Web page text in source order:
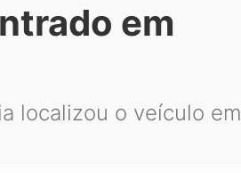
em
localizou o veículo em